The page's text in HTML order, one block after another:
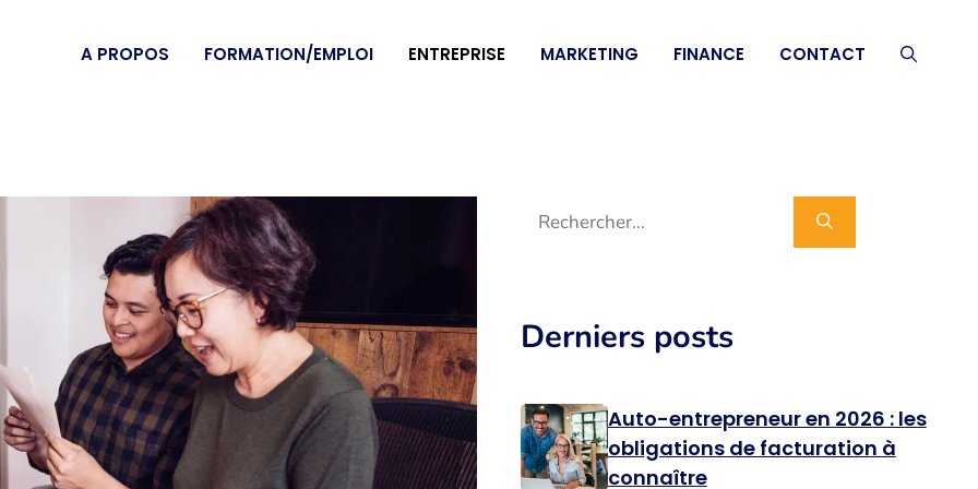
A PROPOS FORMATION/EMPLOI ENTREPRISE MARKETING FINANCE CONTACT
Rechercher :
Derniers posts
Auto-entrepreneur en 2026 : les
obligations de facturation à
connaître